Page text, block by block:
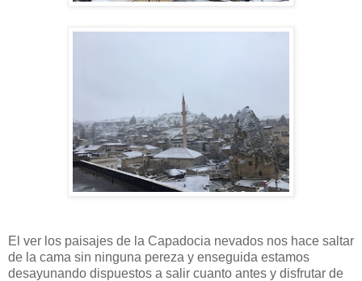
El ver los paisajes de la Capadocia nevados nos hace saltar
de la cama sin ninguna pereza y enseguida estamos
desayunando dispuestos a salir cuanto antes y disfrutar de